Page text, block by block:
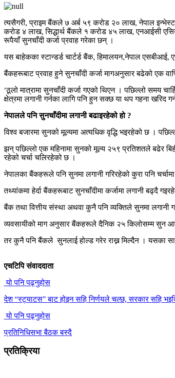
त्यसैगरी, प्राइम बैंकले ७ अर्ब ५९ करोड २० लाख, नेपाल
करोड ४ लाख, सिद्धार्थ बैंकले १ करोड ४५ लाख, एनआईसी
रूपैयाँ सुनचाँदी कर्जा प्रवाह गरेका छन् ।
यस बाहेकका स्टान्डर्ड चार्टर्ड बैंक, हिमालयन,नेपाल
बैंकहरूबाट प्रवाह हुने सुनचाँदी कर्जा मागअनुसार बढेको एक
‘ठूलो मात्रामा सुनचाँदी कर्जा गएको थिएन । पछिल्लो समय
क्षेत्रमा लगानी गर्नका लागि पनि हुन सक्छ या थप गहना खरिद
नेपालले पनि सुनचाँदीमा लगानी बढाइरहेको हो ?
विश्व बजारमा सुनको मूल्यमा अत्यधिक वृद्धि भइरहेको छ ।
झन् पछिल्लो एक महिनामा सुनको मूल्य २५९ प्रतिशतले बढेर
रहेको चर्चा चलिरहेको छ ।
नेपालका बैंकहरूले पनि सुनमा लगानी गरिरहेको कुरा पनि
तथ्यांकमा हेर्दा बैंकहरूबाट सुनचाँदीमा कर्जामा लगानी बढ्दै
बैंक तथा वित्तीय संस्था अथवा कुनै पनि व्यक्तिले सुनमा
व्यवसायीको माग अनुसार बैंकहरूले दैनिक २५ किलोसम्म सुन
तर कुनै पनि बैंकले सुनलाई होल्ड गरेर राख्न मिल्दैन । यसका
एचटिपि संवाददाता
यो पनि पढ्नुहोस
देश “स्ट्याटस” बाट होइन सहि निर्णयले चल्छ, सरकार सहि
यो पनि पढ्नुहोस
प्रतिनिधिसभा बैठक बस्दै
प्रतिक्रिया